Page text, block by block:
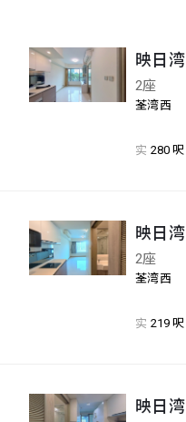
映日湾
2座
荃湾西
实 280 呎
映日湾
2座
荃湾西
实 219 呎
映日湾